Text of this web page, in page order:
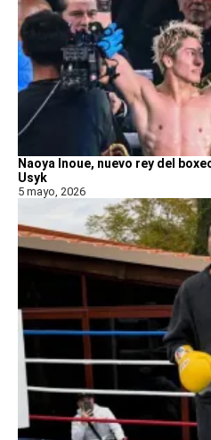
Naoya Inoue, nuevo rey del
Usyk
5 mayo, 2026